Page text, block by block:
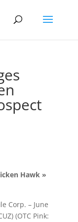
Hawk »
Corp. – June
(OTC Pink: